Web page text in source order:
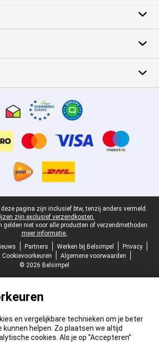
deze pagina zijn inclusief btw, tenzij anders vermeld.
zijn exclusief verzendkosten.
gelden niet voor alle producten of verzendmethoden:
meer informatie.
Partners Werken bij Belsimpel
Privacy
Cookievoorkeuren
Algemene voorwaarden
© 2026 Belsimpel
en vergelijkbare technieken om je beter
kunnen helpen. Zo plaatsen we altijd
cookies. Als je op “Accepteren”